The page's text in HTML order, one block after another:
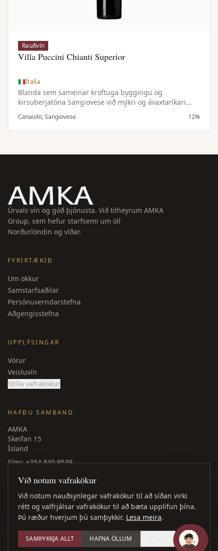
Rauðvín
Villa Puccini Chianti Superior
Ítalía
Blanda sem sameinar kröftuga byggingu og
kirsuberjatóna Sangiovese við mýkri og ávaxtaríkari
einkenni Canaiolo — samstillt og vel jafnvægisstillt vín.
Canaiolo, Sangiovese 12%
Úrvals vín og góð þjónusta. Við tilheyrum AMKA
Group, sem hefur starfsemi um öll
Norðurlöndin og víðar.
FYRIRTÆKIÐ
Um okkur
Samstarfsaðilar
Persónuverndarstefna
Aðgengisstefna
UPPLÝSINGAR
Vörur
Veisluvín
Stilla vafrakökur
HAFÐU SAMBAND
AMKA
Skeifan 15
Ísland
Sími: +354 840 9539
Facebook
LinkedIn
©2026 AMKA · Öll réttindi áskilin
Við notum vafrakökur
Við notum nauðsynlegar vafrakökur til að síðan virki
rétt og valfrjálsar vafrakökur til að bæta upplifun þína.
Þú ræður hverjum þú samþykkir. Lesa meira.
SAMÞYKKJA ALLT HAFNA ÖLLUM